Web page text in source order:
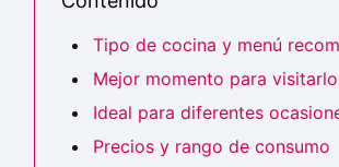
Tipo de cocina y menú
Mejor momento para visitarlo
Ideal para diferentes
Precios y rango de consumo